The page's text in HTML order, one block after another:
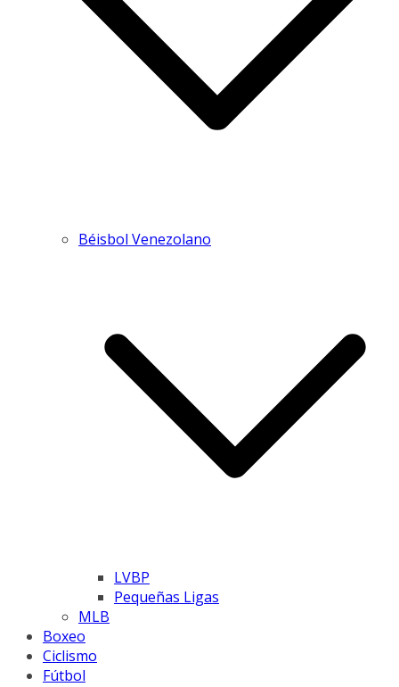
Béisbol Venezolano
LVBP
Pequeñas Ligas
MLB
Boxeo
Ciclismo
Fútbol